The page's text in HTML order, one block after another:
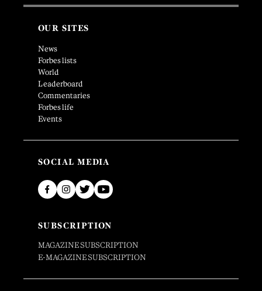
OUR SITES
News
Forbes lists
World
Leaderboard
Commentaries
Forbes life
Events
SOCIAL MEDIA
SUBSCRIPTION
MAGAZINE SUBSCRIPTION
E-MAGAZINE SUBSCRIPTION